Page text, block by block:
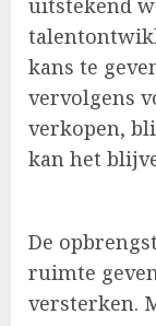
uitstekend
kans te
vervolgens
verkopen,
kan het
De
ruimte
versterken.